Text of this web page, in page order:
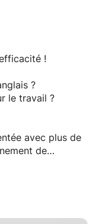
!
?
le travail ?
avec plus de
de
un lycée et je